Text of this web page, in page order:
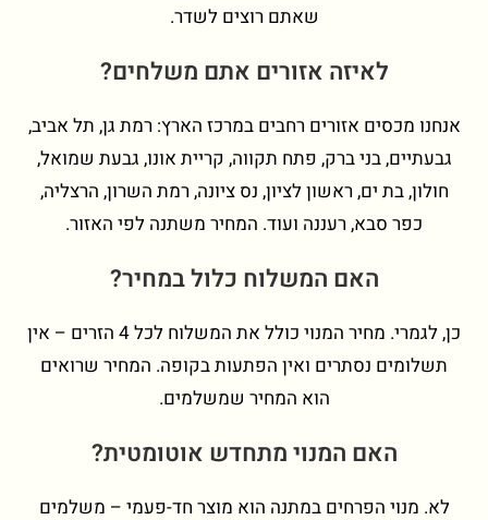
שאתם רוצים לשדר.
לאיזה אזורים אתם משלחים?
אנחנו מכסים אזורים רחבים במרכז הארץ: רמת גן, תל אביב,
גבעתיים, בני ברק, פתח תקווה, קריית אונו, גבעת שמואל,
חולון, בת ים, ראשון לציון, נס ציונה, רמת השרון, הרצליה,
כפר סבא, רעננה ועוד. המחיר משתנה לפי האזור.
האם המשלוח כלול במחיר?
כן, לגמרי. מחיר המנוי כולל את המשלוח לכל 4 הזרים – אין
תשלומים נסתרים ואין הפתעות בקופה. המחיר שרואים
הוא המחיר שמשלמים.
האם המנוי מתחדש אוטומטית?
לא. מנוי הפרחים במתנה הוא מוצר חד-פעמי – משלמים